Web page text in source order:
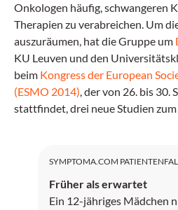
Onkologen häufig, schwangeren
Therapien zu verabreichen. Um
auszuräumen, hat die Gruppe um
KU Leuven und den
beim Kongress der European
(ESMO 2014), der von 26. bis 30.
stattfindet, drei neue Studien
SYMPTOMA.COM
Früher als erwartet
Ein 12-jähriges Mädchen